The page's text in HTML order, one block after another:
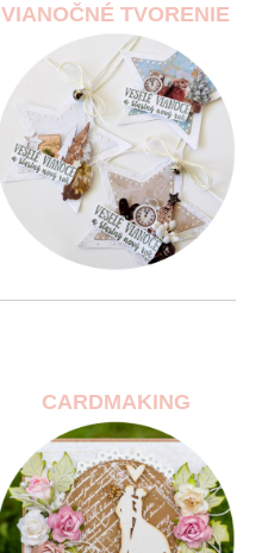
VIANOČNÉ TVORENIE
CARDMAKING